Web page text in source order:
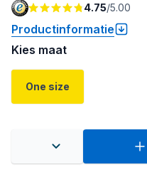
4.75/5.00
Productinformatie
Kies maat
One size